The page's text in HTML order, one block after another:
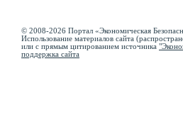
© 2008-2026 Портал «Экономическая
Использование материалов сайта
или с прямым цитированием источника
поддержка сайта